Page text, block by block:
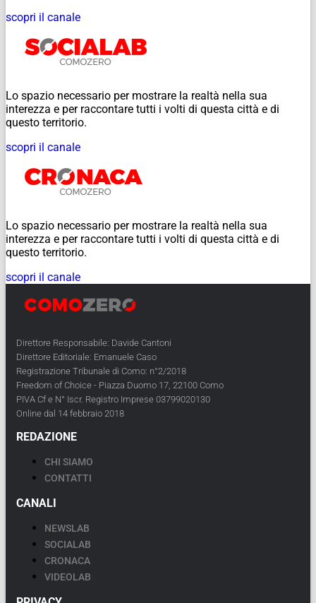
scopri il canale
Lo spazio necessario per mostrare la realtà nella sua
interezza e per raccontare tutti i volti di questa città e di
questo territorio.
scopri il canale
Lo spazio necessario per mostrare la realtà nella sua
interezza e per raccontare tutti i volti di questa città e di
questo territorio.
scopri il canale
Direttore Responsabile: Davide Cantoni
Direttore Editoriale: Emanuele Caso
Registrazione Tribunale di Como: n°2/2018
Freedom of Choice - Piazza Duomo 17, 22100 Como
PIVA Cf e N° Iscr. Registro Imprese 03799020130
Online dal 14 febbraio 2018
REDAZIONE
CHI SIAMO
CONTATTI
CANALI
NEWSLAB
SOCIALAB
CRONACA
VIDEOLAB